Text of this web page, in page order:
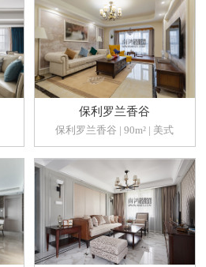
保利罗兰香谷
保利罗兰香谷 | 90m² | 美式